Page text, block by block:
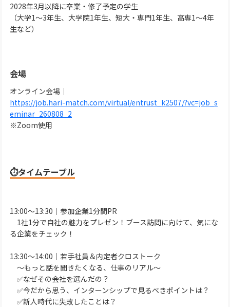
2028年3月以降に卒業・修了予定の学生
（大学1～3年生、大学院1年生、短大・専門1年生、高専1～4年
生など）
会場
オンライン会場｜
https://job.hari-match.com/virtual/entrust_k2507/?vc=job_s
eminar_260808_2
※Zoom使用
⏱タイムテーブル
13:00～13:30｜参加企業1分間PR
1社1分で自社の魅力をプレゼン！ブース訪問に向けて、気にな
る企業をチェック！
13:30～14:00｜若手社員＆内定者クロストーク
～もっと話を聞きたくなる、仕事のリアル～
✅なぜその会社を選んだの？
✅今だから思う、インターンシップで見るべきポイントは？
✅新人時代に失敗したことは？